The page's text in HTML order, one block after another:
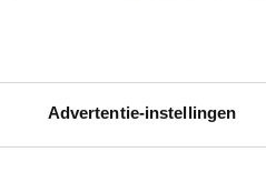
Advertentie-instellingen
Advies
Hulp bij
Gratis
Toegang